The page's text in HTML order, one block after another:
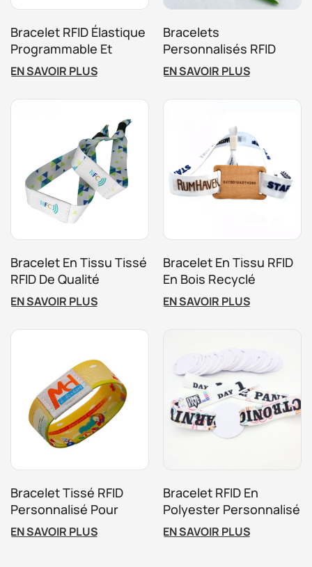
Bracelet RFID Élastique
Programmable Et
Étanche Avec Logo
Personnalisé
EN SAVOIR PLUS
Bracelets
Personnalisés RFID
13,56 MHz NFC En Bois
Pour Événements,
Festivals, Clubs,
Vacances, Expositions,
Paiements En Espèces
EN SAVOIR PLUS
Bracelet En Tissu Tissé
RFID De Qualité
Supérieure
EN SAVOIR PLUS
Bracelet En Tissu RFID
En Bois Recyclé
Respectueux De
L'environnement
EN SAVOIR PLUS
Bracelet Tissé RFID
Personnalisé Pour
Événements, Bracelets
En Tissu Élastique NFC
EN SAVOIR PLUS
Bracelet RFID En
Polyester Personnalisé
À Usage Unique Pour
Festival, Événement,
EN SAVOIR PLUS